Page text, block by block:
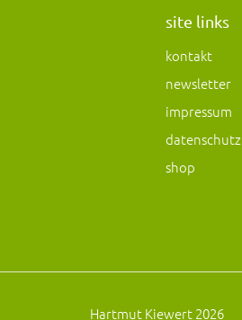
site links
kontakt
newsletter
impressum
datenschutz
shop
Hartmut Kiewert 2026